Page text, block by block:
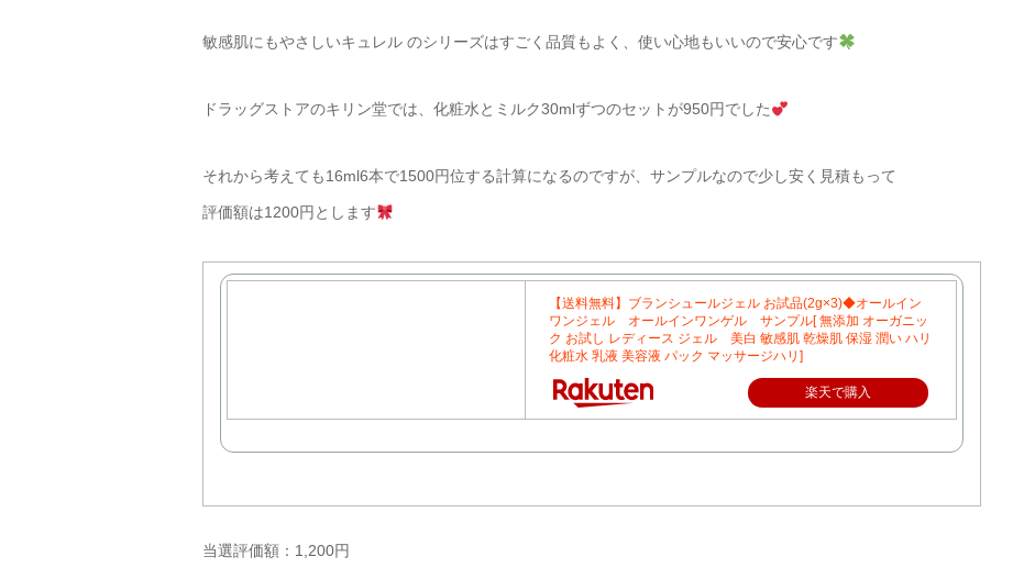
敏感肌にもやさしいキュレル のシリーズはすごく品質もよく、使い心地もいいので安心です
ドラッグストアのキリン堂では、化粧水とミルク30mlずつのセットが950円でした
それから考えても16ml6本で1500円位する計算になるのですが、サンプルなので少し安く見積もって
評価額は1200円とします
【送料無料】ブランシュールジェル お試品(2g×3)◆オールイン
ワンジェル オールインワンゲル サンプル[ 無添加 オーガニッ
ク お試し レディース ジェル 美白 敏感肌 乾燥肌 保湿 潤い ハリ
化粧水 乳液 美容液 パック マッサージハリ]
楽天で購入
当選評価額：1,200円